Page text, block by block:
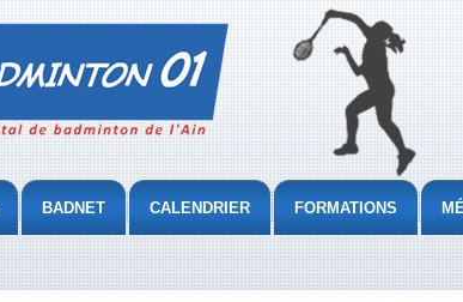
BADNET CALENDRIER FORMATIONS